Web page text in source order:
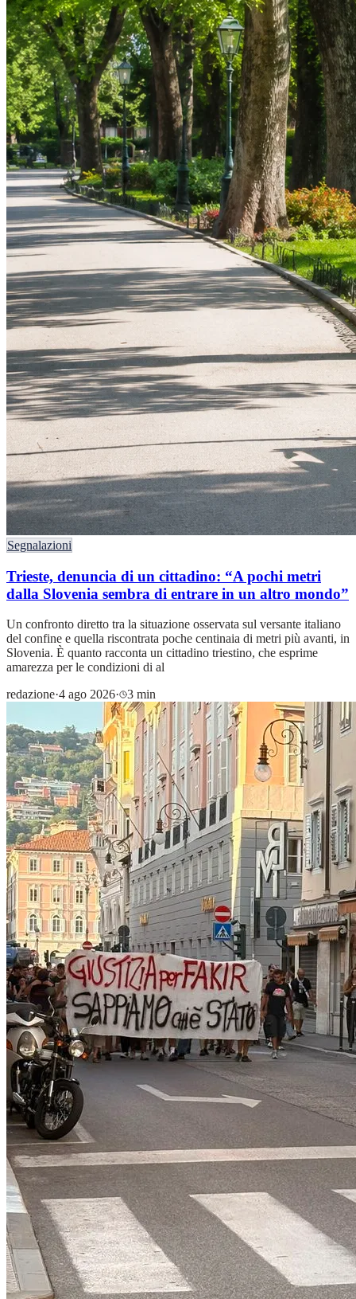
Segnalazioni
Trieste, denuncia di un cittadino: “A pochi metri
dalla Slovenia sembra di entrare in un altro mondo”
Un confronto diretto tra la situazione osservata sul versante italiano
del confine e quella riscontrata poche centinaia di metri più avanti, in
Slovenia. È quanto racconta un cittadino triestino, che esprime
amarezza per le condizioni di al
redazione·4 ago 2026· 3 min